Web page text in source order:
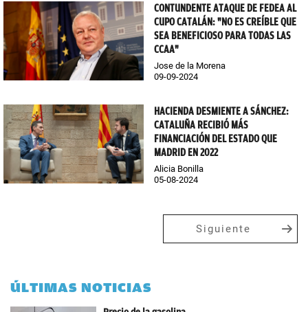
CONTUNDENTE ATAQUE DE FEDEA AL
CUPO CATALÁN: "NO ES CREÍBLE QUE
SEA BENEFICIOSO PARA TODAS LAS
CCAA"
Jose de la Morena
09-09-2024
HACIENDA DESMIENTE A SÁNCHEZ:
CATALUÑA RECIBIÓ MÁS
FINANCIACIÓN DEL ESTADO QUE
MADRID EN 2022
Alicia Bonilla
05-08-2024
Siguiente
ÚLTIMAS NOTICIAS